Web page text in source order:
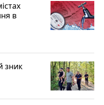
в
зник